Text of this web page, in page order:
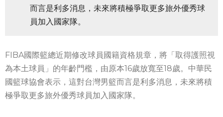
而言是利多消息，未來將積極爭取更多旅外優秀球
員加入國家隊。
FIBA國際籃總近期修改球員國籍資格規章，將「取得護照視
為本土球員」的年齡門檻，由原本16歲放寬至18歲。中華民
國籃球協會表示，這對台灣男籃而言是利多消息，未來將積
極爭取更多旅外優秀球員加入國家隊。